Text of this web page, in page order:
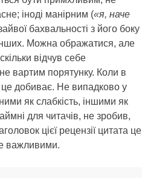
іноді манірним («я, наче
бахвальності з його боку
Можна ображатися, але
відчув себе
вартим порятунку. Коли в
це добиває. Не випадково у
як слабкість, іншими як
для читачів, не зробив,
цієї рецензії цитата це
важливими.